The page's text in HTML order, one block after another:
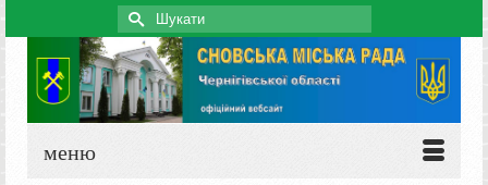
Search
for:
меню